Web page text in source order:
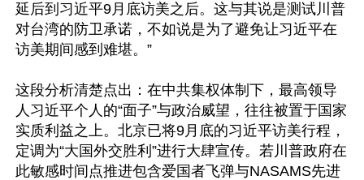
延后到习近平9月底访美之后。这与其说是测试川普
对台湾的防卫承诺，不如说是为了避免让习近平在
访美期间感到难堪。”
这段分析清楚点出：在中共集权体制下，最高领导
人习近平个人的“面子”与政治威望，往往被置于国家
实质利益之上。北京已将9月底的习近平访美行程，
定调为“大国外交胜利”进行大肆宣传。若川普政府在
此敏感时间点推进包含爱国者飞弹与NASAMS先进